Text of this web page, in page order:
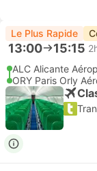
Le Plus Rapide
13:00 15:15
ALC Alicante
ORY Paris Orly